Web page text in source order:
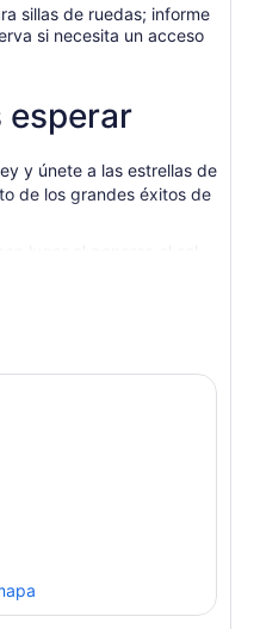
sillas de ruedas; informe
si necesita un acceso
esperar
y únete a las estrellas de
de los grandes éxitos de
lugar al ponerse el sol
unos 90 minutos.
los mejores cantantes
por el piano.
1 hrs y 30